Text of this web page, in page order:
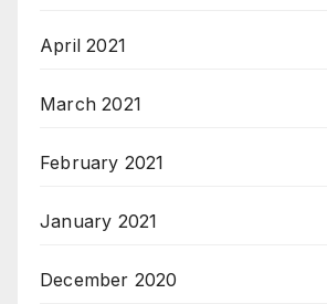
April 2021
March 2021
February 2021
January 2021
December 2020